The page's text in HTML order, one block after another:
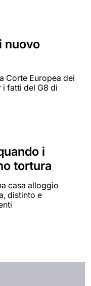
nuovo
Corte Europea dei
i fatti del G8 di
i
tortura
casa alloggio
distinto e